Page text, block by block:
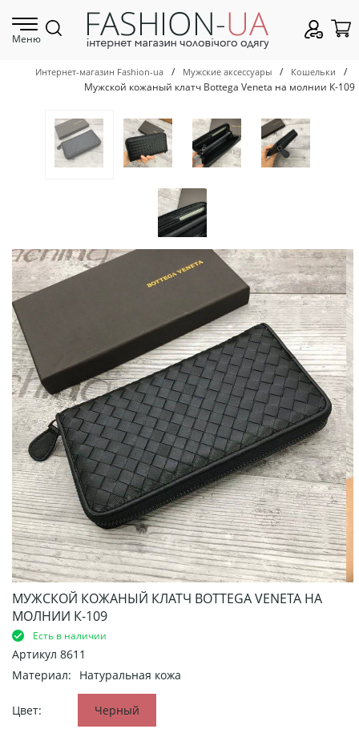
Меню
Интернет-магазин Fashion-ua / Мужские аксессуары / Кошельки
/
Мужской кожаный клатч Bottega Veneta на молнии К-109
МУЖСКОЙ КОЖАНЫЙ КЛАТЧ BOTTEGA VENETA НА
МОЛНИИ К-109
Есть в наличии
Артикул 8611
Материал:
Натуральная кожа
Цвет: Черный